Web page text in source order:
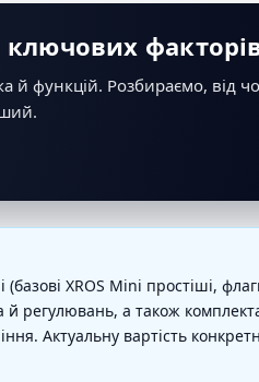
ключових
й функцій. Розбираємо, від
XROS Mini простіші,
регулювань, а також
Актуальну вартість